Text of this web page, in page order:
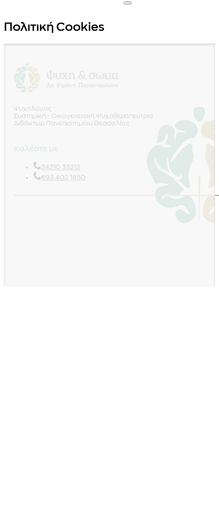
Πολιτική Cookies
Ψυχολόγος
Συστημική - Οικογενειακή Ψυχοθεραπεύτρια
Διδάκτωρ Πανεπιστημίου Θεσσαλίας
24210 33212
693 402 1850